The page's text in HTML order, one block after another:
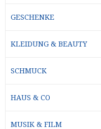
GESCHENKE
KLEIDUNG & BEAUTY
SCHMUCK
HAUS & CO
MUSIK & FILM